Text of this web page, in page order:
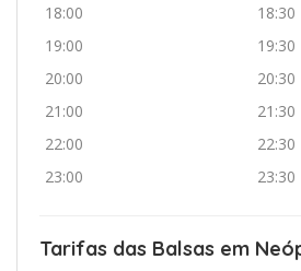
18:00
18:30
19:00
19:30
20:00
20:30
21:00
21:30
22:00
22:30
23:00
23:30
Tarifas das Balsas em